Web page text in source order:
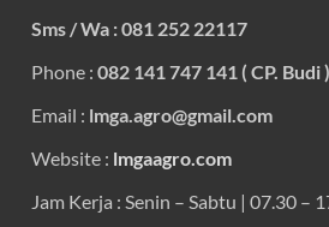
Sms / Wa : 081 252 22117
Phone : 082 141 747 141 ( CP. Budi )
Email : lmga.agro@gmail.com
Website : lmgaagro.com
Jam Kerja : Senin – Sabtu | 07.30 –